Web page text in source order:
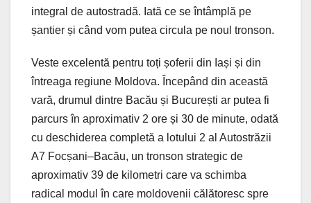
integral de autostradă. Iată ce se întâmplă pe
șantier și când vom putea circula pe noul tronson.
Veste excelentă pentru toți șoferii din Iași și din
întreaga regiune Moldova. Începând din această
vară, drumul dintre Bacău și București ar putea fi
parcurs în aproximativ 2 ore și 30 de minute, odată
cu deschiderea completă a lotului 2 al Autostrăzii
A7 Focșani–Bacău, un tronson strategic de
aproximativ 39 de kilometri care va schimba
radical modul în care moldovenii călătoresc spre